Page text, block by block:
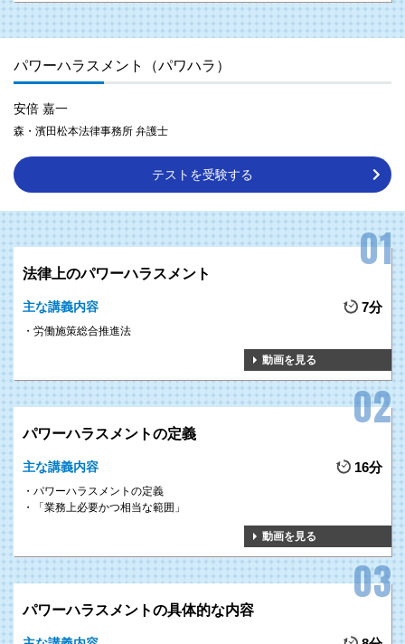
パワーハラスメント（パワハラ）
安倍 嘉一
森・濱田松本法律事務所 弁護士
テストを受験する
法律上のパワーハラスメント
主な講義内容 7分
労働施策総合推進法
動画を見る
パワーハラスメントの定義
主な講義内容 16分
パワーハラスメントの定義
「業務上必要かつ相当な範囲」
動画を見る
パワーハラスメントの具体的な内容